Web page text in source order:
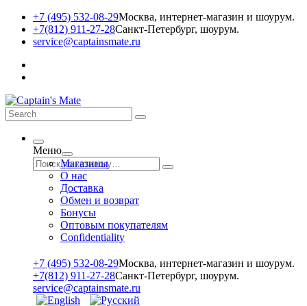
+7 (495) 532-08-29Москва, интернет-магазин и шоурум.
+7(812) 911-27-28Санкт-Петербург, шоурум.
service@captainsmate.ru
Меню
Магазины
О нас
Доставка
Обмен и возврат
Бонусы
Оптовым покупателям
Сonfidentiality
+7 (495) 532-08-29Москва, интернет-магазин и шоурум.
+7(812) 911-27-28Санкт-Петербург, шоурум.
service@captainsmate.ru